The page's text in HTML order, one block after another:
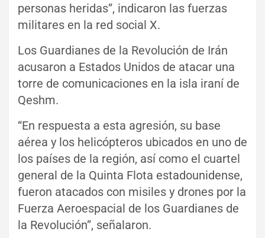
personas heridas”, indicaron las fuerzas
militares en la red social X.
Los Guardianes de la Revolución de Irán
acusaron a Estados Unidos de atacar una
torre de comunicaciones en la isla iraní de
Qeshm.
“En respuesta a esta agresión, su base
aérea y los helicópteros ubicados en uno de
los países de la región, así como el cuartel
general de la Quinta Flota estadounidense,
fueron atacados con misiles y drones por la
Fuerza Aeroespacial de los Guardianes de
la Revolución”, señalaron.